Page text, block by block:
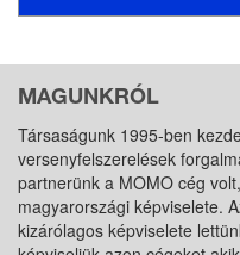
MAGUNKRÓL
Társaságunk 1995-ben
versenyfelszerelések
partnerünk a MOMO cég
magyarországi képviselete.
kizárólagos képviselete